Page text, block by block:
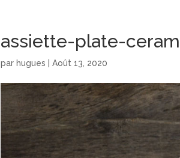
assiette-plate-
par hugues |Août 13, 2020